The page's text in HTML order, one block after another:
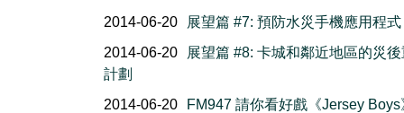
2014-06-20
展望篇 #7: 預防水災手機應用程式
2014-06-20
展望篇 #8: 卡城和鄰近地區的災
計劃
2014-06-20
FM947 請你看好戲《Jersey Boys